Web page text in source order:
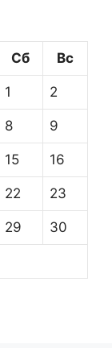
Сб Вс
1 2
8 9
15 16
22 23
29 30